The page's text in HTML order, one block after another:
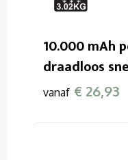
10.000 mAh
draadloos
vanaf € 26,93